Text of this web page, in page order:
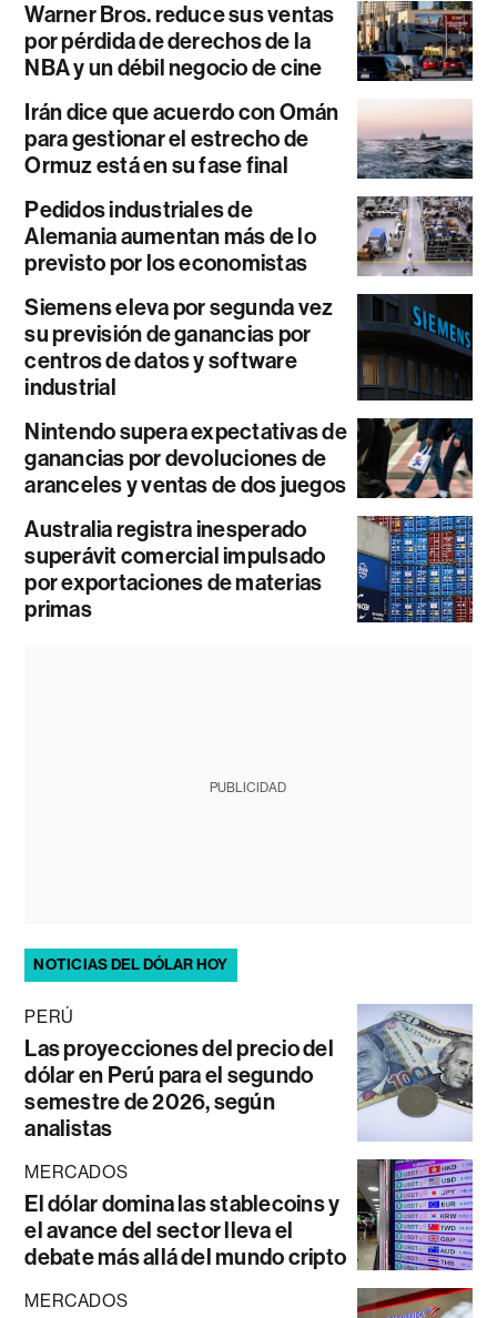
Warner Bros. reduce sus ventas
por pérdida de derechos de la
NBA y un débil negocio de cine
Irán dice que acuerdo con Omán
para gestionar el estrecho de
Ormuz está en su fase final
Pedidos industriales de
Alemania aumentan más de lo
previsto por los economistas
Siemens eleva por segunda vez
su previsión de ganancias por
centros de datos y software
industrial
Nintendo supera expectativas de
ganancias por devoluciones de
aranceles y ventas de dos juegos
Australia registra inesperado
superávit comercial impulsado
por exportaciones de materias
primas
PUBLICIDAD
NOTICIAS DEL DÓLAR HOY
PERÚ
Las proyecciones del precio del
dólar en Perú para el segundo
semestre de 2026, según
analistas
MERCADOS
El dólar domina las stablecoins y
el avance del sector lleva el
debate más allá del mundo cripto
MERCADOS